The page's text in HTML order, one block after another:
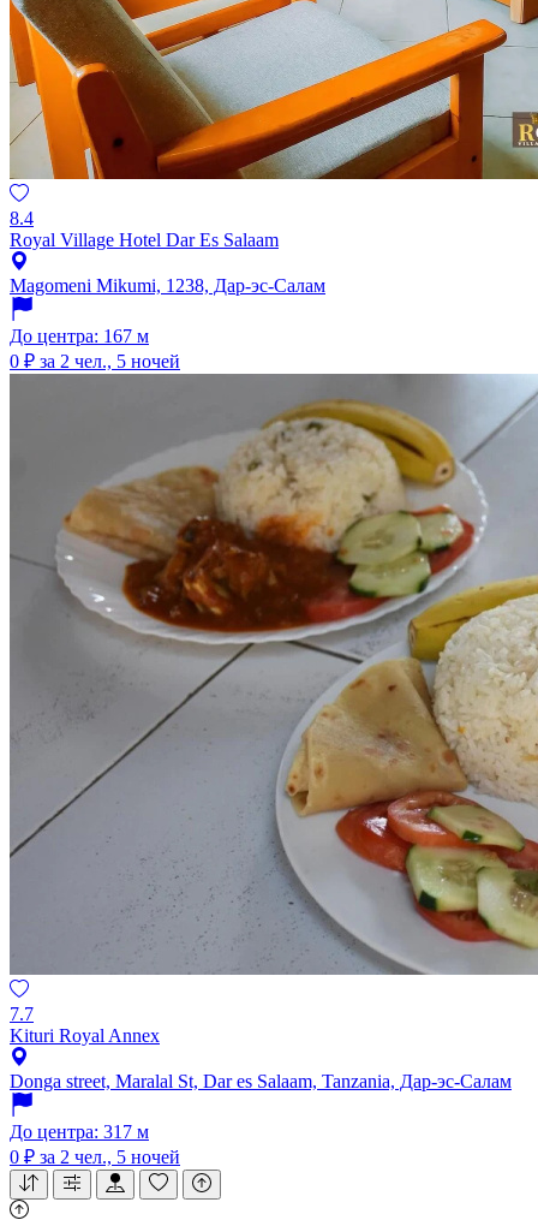
8.4
Royal Village Hotel Dar Es Salaam
Magomeni Mikumi, 1238, Дар-эс-Салам
До центра: 167 м
0 ₽ за 2 чел., 5 ночей
7.7
Kituri Royal Annex
Donga street, Maralal St, Dar es Salaam, Tanzania, Дар-эс-Салам
До центра: 317 м
0 ₽ за 2 чел., 5 ночей